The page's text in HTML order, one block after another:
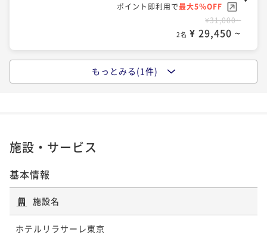
ポイント即利用で最大5％OFF
¥31,000~
2名 ¥ 29,450 ~
【スタンダードプラン】東京駅・品川駅・羽田空港か
もっとみる(1件)
施設・サービス
基本情報
施設名
ホテルリラサーレ東京